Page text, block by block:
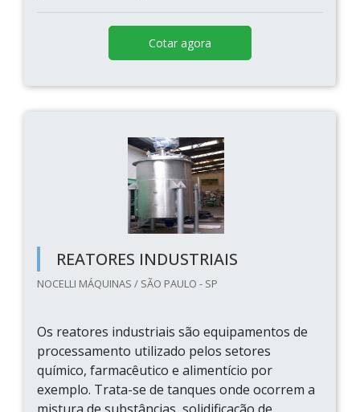
Cotar agora
REATORES INDUSTRIAIS
NOCELLI MÁQUINAS / SÃO PAULO - SP
Os reatores industriais são equipamentos de
processamento utilizado pelos setores
químico, farmacêutico e alimentício por
exemplo. Trata-se de tanques onde ocorrem a